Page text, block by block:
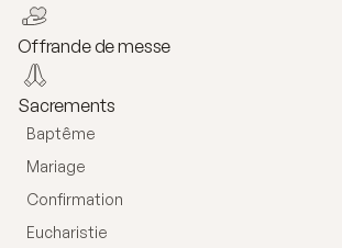
Offrande de messe
Sacrements
Baptême
Mariage
Confirmation
Eucharistie